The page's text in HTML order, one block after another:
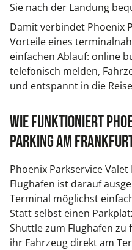
Sie nach der Landung
Damit verbindet Phoenix
Vorteile eines
einfachen Ablauf: online
telefonisch melden,
und entspannt in die
Wie funktioniert
Parking am
Phoenix Parkservice
Flughafen ist darauf
Terminal möglichst
Statt selbst einen
Shuttle zum Flughafen zu
ihr Fahrzeug direkt am